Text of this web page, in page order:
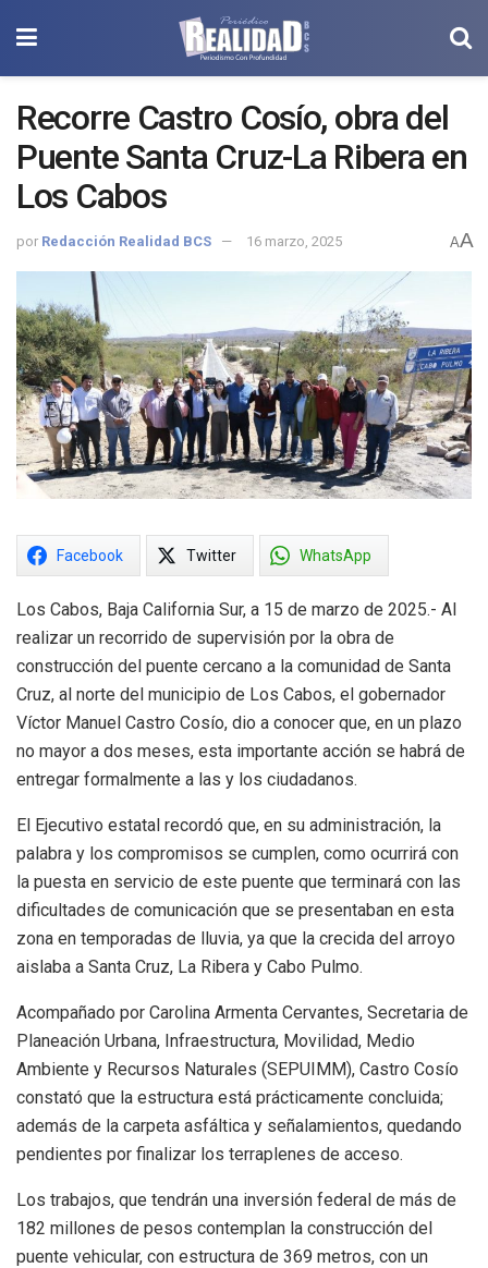
Recorre Castro Cosío, obra del
Puente Santa Cruz-La Ribera en
Los Cabos
por Redacción Realidad BCS 16 marzo, 2025 AA
Facebook Twitter WhatsApp
Los Cabos, Baja California Sur, a 15 de marzo de 2025.- Al
realizar un recorrido de supervisión por la obra de
construcción del puente cercano a la comunidad de Santa
Cruz, al norte del municipio de Los Cabos, el gobernador
Víctor Manuel Castro Cosío, dio a conocer que, en un plazo
no mayor a dos meses, esta importante acción se habrá de
entregar formalmente a las y los ciudadanos.
El Ejecutivo estatal recordó que, en su administración, la
palabra y los compromisos se cumplen, como ocurrirá con
la puesta en servicio de este puente que terminará con las
dificultades de comunicación que se presentaban en esta
zona en temporadas de lluvia, ya que la crecida del arroyo
aislaba a Santa Cruz, La Ribera y Cabo Pulmo.
Acompañado por Carolina Armenta Cervantes, Secretaria de
Planeación Urbana, Infraestructura, Movilidad, Medio
Ambiente y Recursos Naturales (SEPUIMM), Castro Cosío
constató que la estructura está prácticamente concluida;
además de la carpeta asfáltica y señalamientos, quedando
pendientes por finalizar los terraplenes de acceso.
Los trabajos, que tendrán una inversión federal de más de
182 millones de pesos contemplan la construcción del
puente vehicular, con estructura de 369 metros, con un